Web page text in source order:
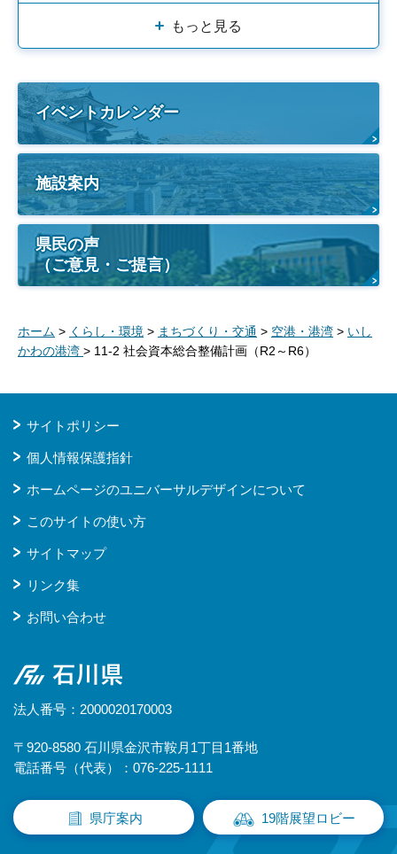
もっと見る
イベントカレンダー
施設案内
県民の声
（ご意見・ご提言）
ホーム > くらし・環境 > まちづくり・交通 > 空港・港湾 > いし
かわの港湾 > 11-2 社会資本総合整備計画（R2～R6）
サイトポリシー
個人情報保護指針
ホームページのユニバーサルデザインについて
このサイトの使い方
サイトマップ
リンク集
お問い合わせ
石川県
法人番号：2000020170003
〒920-8580 石川県金沢市鞍月1丁目1番地
電話番号（代表）：076-225-1111
県庁案内 19階展望ロビー